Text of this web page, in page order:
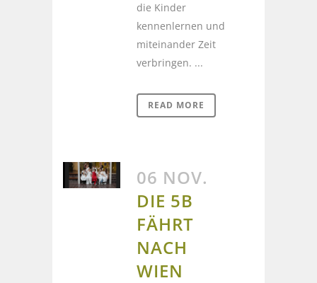
die Kinder
kennenlernen und
miteinander Zeit
verbringen. ...
READ MORE
06 NOV.
DIE 5B
FÄHRT
NACH
WIEN